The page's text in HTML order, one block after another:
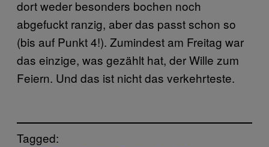
dort weder besonders bochen noch
abgefuckt ranzig, aber das passt schon so
(bis auf Punkt 4!). Zumindest am Freitag war
das einzige, was gezählt hat, der Wille zum
Feiern. Und das ist nicht das verkehrteste.
Tagged: